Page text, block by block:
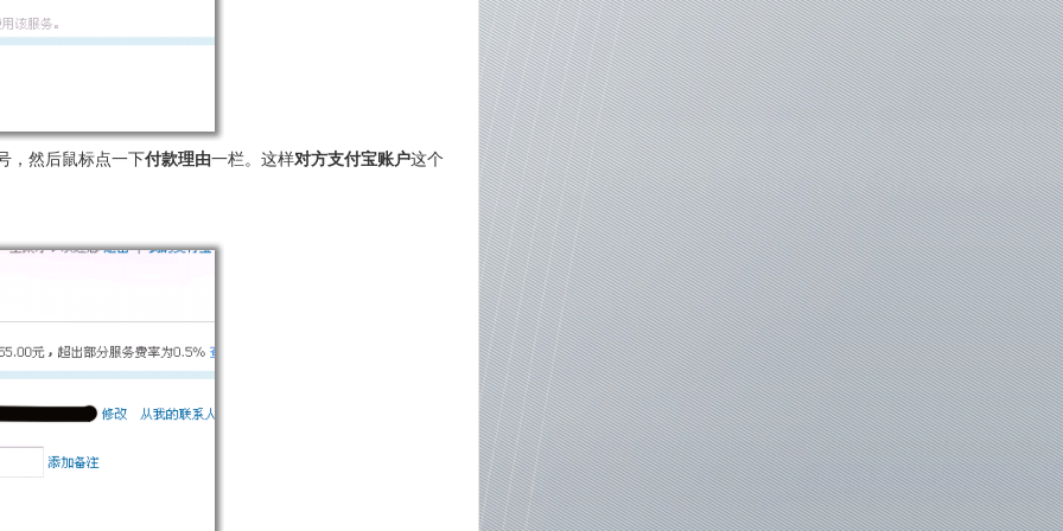
，然后鼠标点一下付款理由一栏。这样对方支付宝账户这个